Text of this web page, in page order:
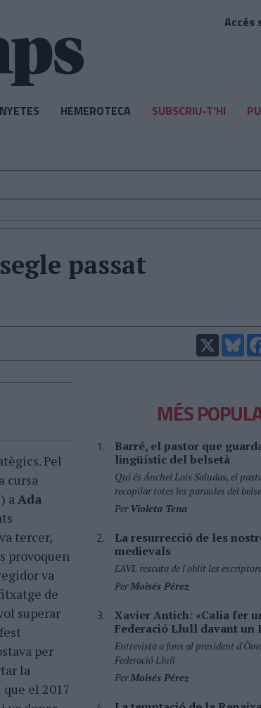
Accés
HEMEROTECA SUBSCRIU-T'HI
passat
X
Pel
cursa
aAda
tercer,
provoquen
va
de
superar
per
la
el 2017
MÉS
Barré, el pastor que
lingüístic del belsetà
Qui és Ánchel Lois Saludas, el
recopilar totes les paraules del
PerVioleta Tena
La resurrecció de les
medievals
L'AVL rescata de l'oblit les
PerMoisés Pérez
Xavier Antich: «Calia fer
Federació Llull davant un
Entrevista a fons al president
Federació Llull
PerMoisés Pérez